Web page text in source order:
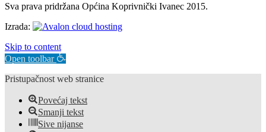
Sva prava pridržana Općina Koprivnički Ivanec 2015.
Izrada:
Skip to content
Open toolbar
Pristupačnost web stranice
Povećaj tekst
Smanji tekst
Sive nijanse